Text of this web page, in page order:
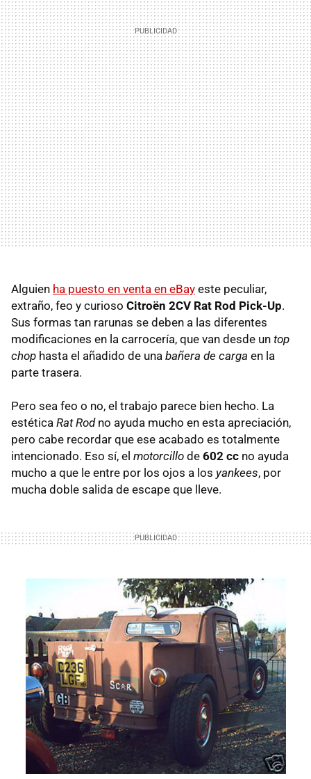
Alguien ha puesto en venta en eBay este peculiar,
extraño, feo y curioso Citroën 2CV Rat Rod Pick-Up.
Sus formas tan rarunas se deben a las diferentes
modificaciones en la carrocería, que van desde un top
chop hasta el añadido de una bañera de carga en la
parte trasera.
Pero sea feo o no, el trabajo parece bien hecho. La
estética Rat Rodno ayuda mucho en esta apreciación,
pero cabe recordar que ese acabado es totalmente
intencionado. Eso sí, el motorcillo de 602 cc no ayuda
mucho a que le entre por los ojos a los yankees, por
mucha doble salida de escape que lleve.